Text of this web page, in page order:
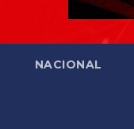
NACIONAL